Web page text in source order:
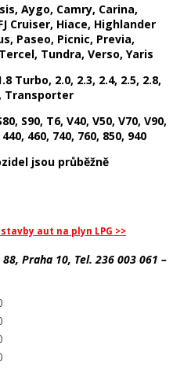
Aygo, Camry, Carina,
Cruiser, Hiace, Highlander
Paseo, Picnic, Previa,
Tundra, Verso, Yaris
Turbo, 2.0, 2.3, 2.4, 2.5, 2.8,
Transporter
S90, T6, V40, V50, V70, V90,
460, 740, 760, 850, 940
jsou průběžně
aut na plyn LPG >>
Praha 10, Tel. 236 003 061 –